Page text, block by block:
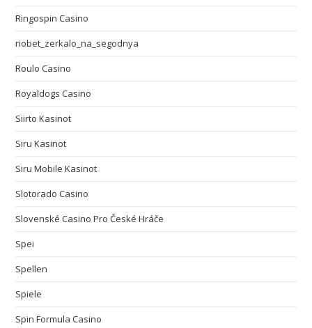
Ringospin Casino
riobet_zerkalo_na_segodnya
Roulo Casino
Royaldogs Casino
Siirto Kasinot
Siru Kasinot
Siru Mobile Kasinot
Slotorado Casino
Slovenské Casino Pro České Hráče
Spei
Spellen
Spiele
Spin Formula Casino